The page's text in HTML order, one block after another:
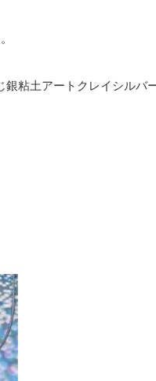
粘土アートクレイシルバ